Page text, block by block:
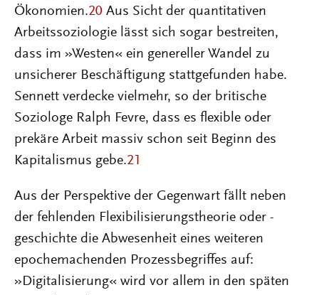
Ökonomien.20 Aus Sicht der quantitativen
Arbeitssoziologie lässt sich sogar bestreiten,
dass im »Westen« ein genereller Wandel zu
unsicherer Beschäftigung stattgefunden habe.
Sennett verdecke vielmehr, so der britische
Soziologe Ralph Fevre, dass es flexible oder
prekäre Arbeit massiv schon seit Beginn des
Kapitalismus gebe.21
Aus der Perspektive der Gegenwart fällt neben
der fehlenden Flexibilisierungstheorie oder -
geschichte die Abwesenheit eines weiteren
epochemachenden Prozessbegriffes auf:
»Digitalisierung« wird vor allem in den späten